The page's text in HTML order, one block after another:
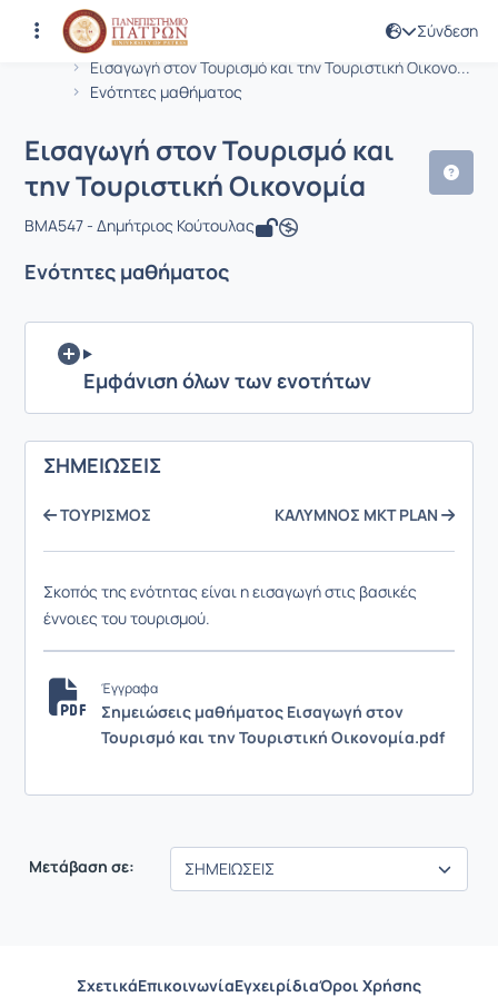
Σύνδεση
Αρχική Σελίδα
Εισαγωγή στον Τουρισμό και την Τουριστική Οικονο...
Ενότητες μαθήματος
Μάθημα : Εισαγωγή στον Τουρισμό
Κωδικός : BMA547
Εισαγωγή στον Τουρισμό και
την Τουριστική Οικονομία
BMA547 - Δημήτριος Κούτουλας
Ενότητες μαθήματος
Εμφάνιση όλων των ενοτήτων
ΣΗΜΕΙΩΣΕΙΣ
ΤΟΥΡΙΣΜΟΣ ΚΑΛΥΜΝΟΣ ΜΚΤ PLAN
Σκοπός της ενότητας είναι η εισαγωγή στις βασικές
έννοιες του τουρισμού.
Έγγραφα
Σημειώσεις μαθήματος Εισαγωγή στον
Τουρισμό και την Τουριστική Οικονομία.pdf
Μετάβαση σε:
ΣχετικάΕπικοινωνίαΕγχειρίδιαΌροι Χρήσης